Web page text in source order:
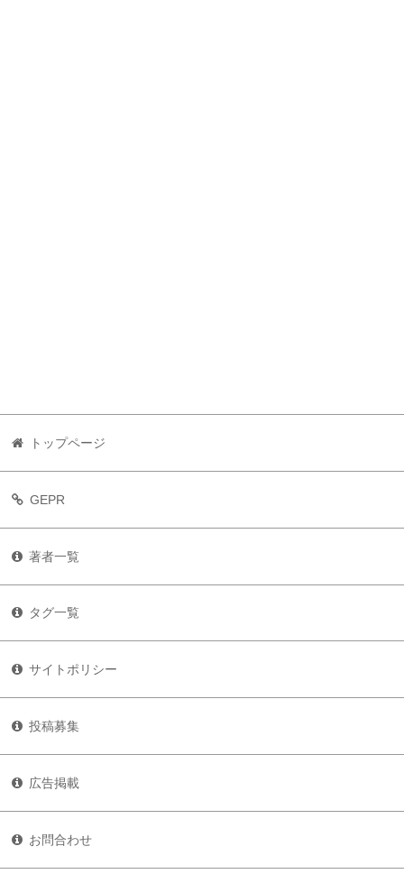
トップページ
GEPR
著者一覧
タグ一覧
サイトポリシー
投稿募集
広告掲載
お問合わせ